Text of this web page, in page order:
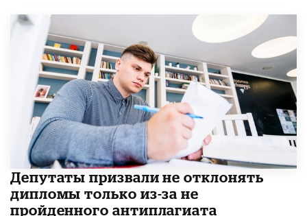
Депутаты призвали не отклонять
дипломы только из-за не
пройденного антиплагиата